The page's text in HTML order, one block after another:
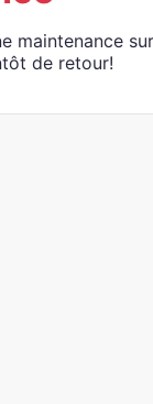
maintenance sur
de retour!